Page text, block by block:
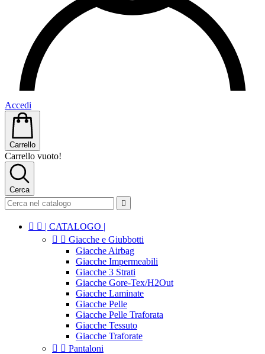
Accedi
Carrello
Carrello vuoto!
Cerca

  | CATALOGO |
  Giacche e Giubbotti
Giacche Airbag
Giacche Impermeabili
Giacche 3 Strati
Giacche Gore-Tex/H2Out
Giacche Laminate
Giacche Pelle
Giacche Pelle Traforata
Giacche Tessuto
Giacche Traforate
  Pantaloni